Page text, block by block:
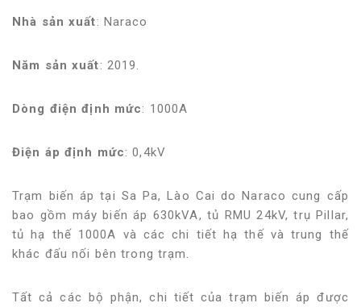
Nhà sản xuất: Naraco
Năm sản xuất: 2019.
Dòng điện định mức: 1000A
Điện áp định mức: 0,4kV
Trạm biến áp tại Sa Pa, Lào Cai do Naraco cung cấp
bao gồm máy biến áp 630kVA, tủ RMU 24kV, trụ Pillar,
tủ hạ thế 1000A và các chi tiết hạ thế và trung thế
khác đấu nối bên trong trạm.
Tất cả các bộ phận, chi tiết của trạm biến áp được